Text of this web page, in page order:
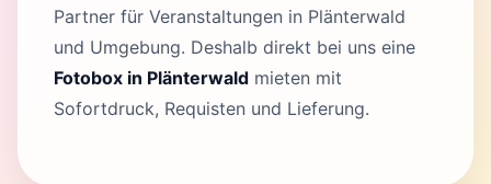
Partner für Veranstaltungen in Plänterwald
und Umgebung. Deshalb direkt bei uns eine
Fotobox in Plänterwald mieten mit
Sofortdruck, Requisten und Lieferung.